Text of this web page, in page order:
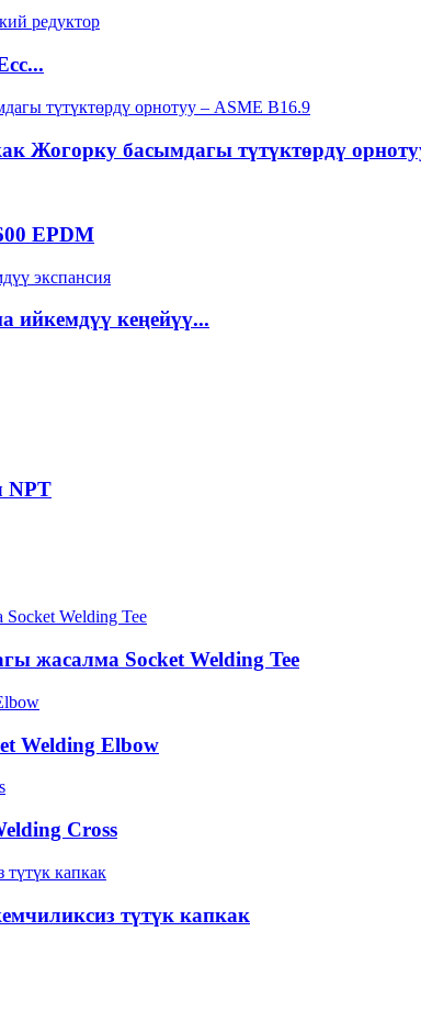
Жогорку басымдагы түтүктөрдү
EPDM
ийкемдүү кеңейүү...
NPT
жасалма Socket Welding Tee
Welding Elbow
Cross
түтүк капкак